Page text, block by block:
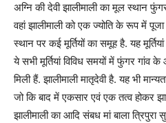
अग्नि की देवी झालीमाली का मूल स्थान
वहां झालीमाली को एक ज्योति के रूप में
स्थान पर कई मूर्तियों का समूह है. यह
ये सभी मूर्तियां विविध समयों में फुंगर
मिली हैं. झालीमाली मातृदेवी है. यह भी
जो कि बाद में एकसार एवं एक तत्व होकर
झालीमाली का आदि संबध मां बाला त्रिपुरा